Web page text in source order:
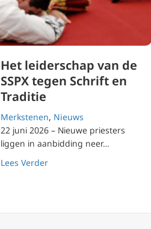
bisschoppen voor lekenhomelieën
Het leiderschap van de
SSPX tegen Schrift en
Traditie
Merkstenen, Nieuws
22 juni 2026 – Nieuwe priesters
liggen in aanbidding neer…
Lees Verderabout Het leiderschap